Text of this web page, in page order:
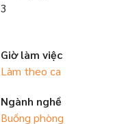
3
Giờ làm việc
Làm theo ca
Ngành nghề
Buồng phòng